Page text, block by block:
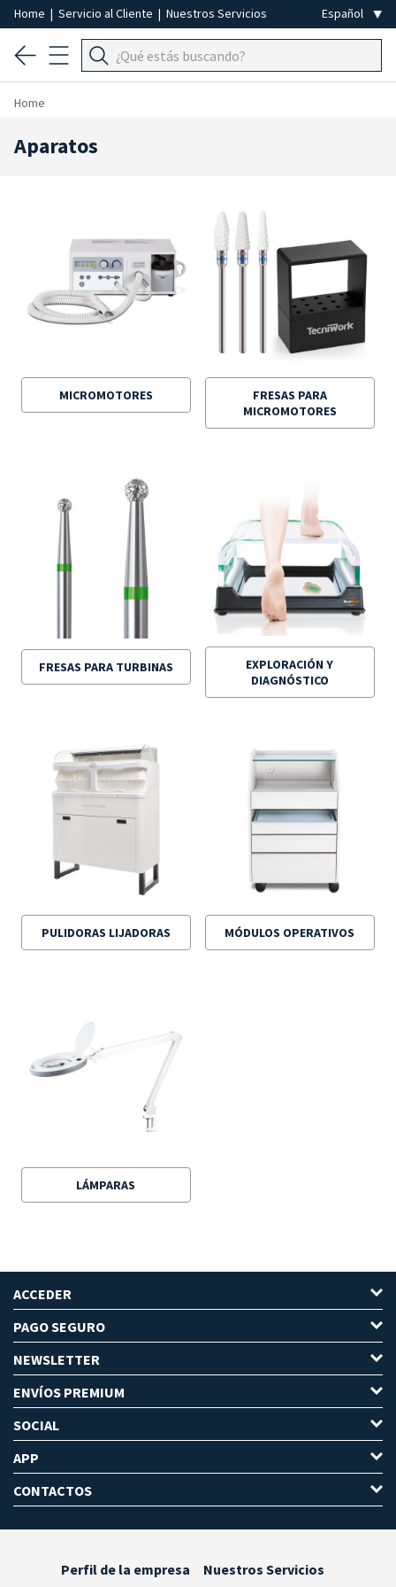
Home | Servicio al Cliente | Nuestros Servicios
Home
Aparatos
MICROMOTORES
FRESAS PARA
MICROMOTORES
FRESAS PARA TURBINAS
EXPLORACIÓN Y
DIAGNÓSTICO
PULIDORAS LIJADORAS MÓDULOS OPERATIVOS
LÁMPARAS
ACCEDER
PAGO SEGURO
NEWSLETTER
ENVÍOS PREMIUM
SOCIAL
APP
CONTACTOS
Perfil de la empresa Nuestros Servicios